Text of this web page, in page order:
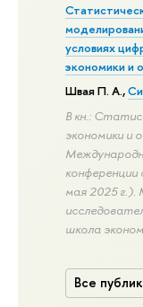
условиях
экономики и
Швая П. А.,
В кн.:
экономики и
мая 2025 г.).
школа
Все